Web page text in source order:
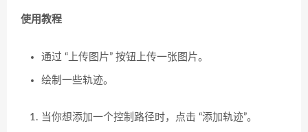
使用教程
通过 “ 上传图片” 按钮上传一张图片。
绘制一些轨迹。
当你想添加一个控制路径时，点击 “添加轨迹”。